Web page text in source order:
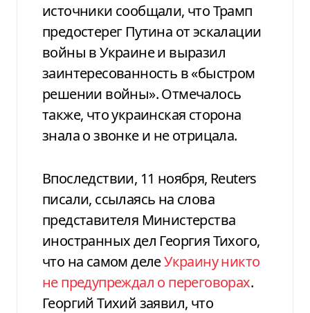
источники сообщали, что Трамп
предостерег Путина от эскалации
войны в Украине и выразил
заинтересованность в «быстром
решении войны». Отмечалось
также, что украинская сторона
знала о звонке и не отрицала.
Впоследствии, 11 ноября, Reuters
писали, ссылаясь на слова
представителя Министерства
иностранных дел Георгия Тихого,
что на самом делеУкраину никто
не предупреждал о переговорах.
Георгий Тихий заявил, что